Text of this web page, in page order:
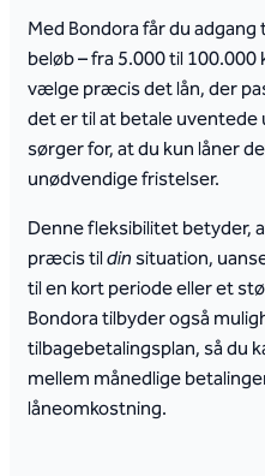
Med Bondora får du
beløb – fra 5.000 til
vælge præcis det lån, der
det er til at betale
sørger for, at du kun låner
unødvendige fristelser.
Denne fleksibilitet betyder,
præcis tildin situation,
til en kort periode eller et
Bondora tilbyder også
tilbagebetalingsplan, så du
mellem månedlige
låneomkostning.